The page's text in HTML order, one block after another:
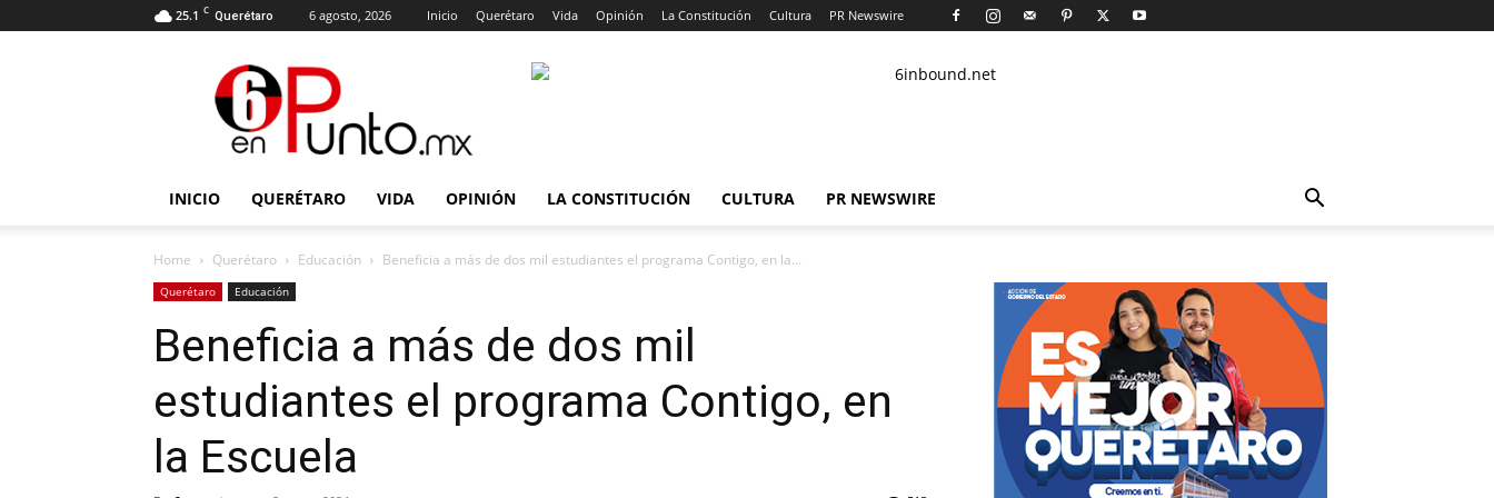
25.1 C Querétaro 6 agosto, 2026 Inicio Querétaro Vida Opinión La Constitución Cultura PR Newswire
punto
INICIO QUERÉTARO VIDA OPINIÓN LA CONSTITUCIÓN CULTURA PR NEWSWIRE
Home Querétaro Educación Beneficia a más de dos mil estudiantes el programa Contigo, en la...
Querétaro Educación
Beneficia a más de dos mil
estudiantes el programa Contigo, en
la Escuela